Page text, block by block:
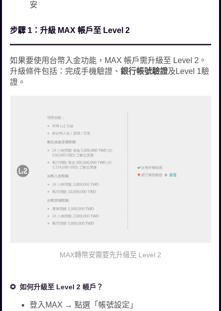
安
步驟 1：升級 MAX 帳戶至 Level 2
如果要使用台幣入金功能，MAX 帳戶需升級至 Level 2。
升級條件包括：完成手機驗證、銀行帳號驗證及Level 1驗
證。
MAX轉幣安需要先升級至 Level 2
如何升級至 Level 2 帳戶？
登入MAX → 點選「帳號設定」